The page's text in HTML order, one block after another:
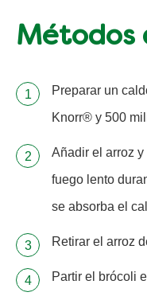
Métodos
Preparar un
Knorr® y 500
Añadir el arroz
fuego lento
se absorba el
Retirar el arroz
Partir el brócoli